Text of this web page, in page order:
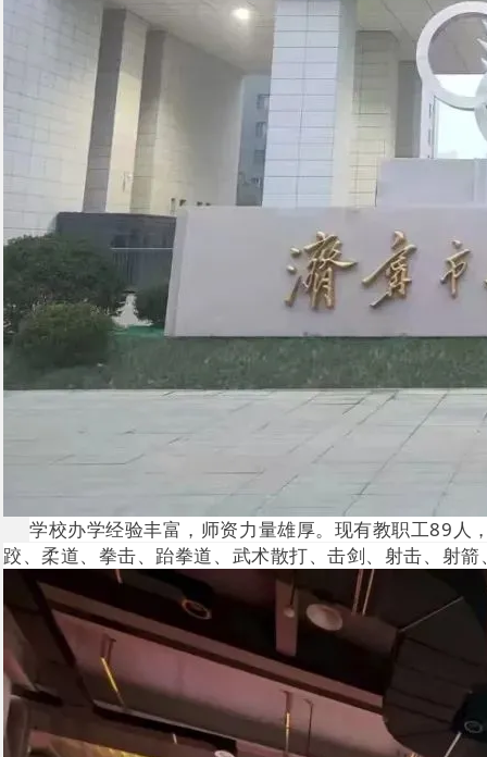
学校办学经验丰富，师资力量雄厚。现有教职工89
跤、柔道、拳击、跆拳道、武术散打、击剑、射击、射